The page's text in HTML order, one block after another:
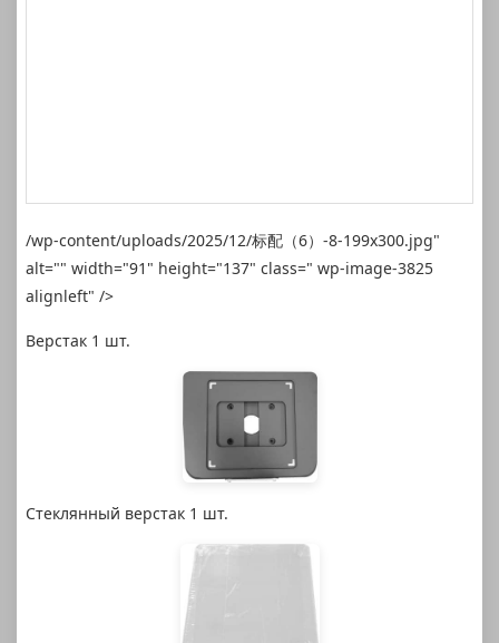
/wp-content/uploads/2025/12/标配（6）-8-199x300.jpg"
alt="" width="91" height="137" class=" wp-image-3825
alignleft" />
Верстак 1 шт.
Стеклянный верстак 1 шт.